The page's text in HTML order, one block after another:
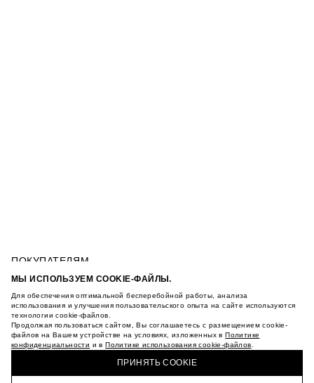
МЫ ИСПОЛЬЗУЕМ COOKIE-ФАЙЛЫ.
Для обеспечения оптимальной бесперебойной работы, анализа
использования и улучшения пользовательского опыта на сайте используются
технологии cookie-файлов.
Продолжая пользоваться сайтом, Вы соглашаетесь с размещением cookie-
файлов на Вашем устройстве на условиях, изложенных вПолитике
конфиденциальности и вПолитике использования cookie-файлов
ПРИНЯТЬ COOKIE
ПОКУПАТЕЛЯМ
УСЛОВИЯ ИСПОЛЬЗОВАНИЯ ПОДАРОЧНЫХ
ПОЛИТИКА КОНФИДЕНЦИАЛЬНОСТИ
ПОЛИТИКА COOKIE
УСЛОВИЯ ПОКУПКИ
О НАС
РУБАШКА С КОНТРАСТНОЙ ВЫШИВКОЙ
КУПИТЬ + ПОЛУЧИТЬ В МАГАЗИНЕ MAAG